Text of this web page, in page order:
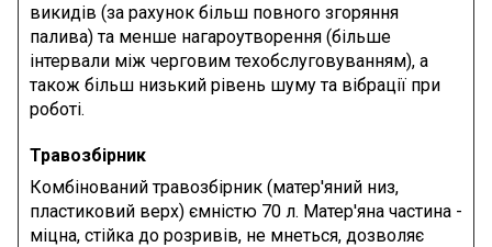
викидів (за рахунок більш повного згоряння
палива) та менше нагароутворення (більше
інтервали між черговим техобслуговуванням), а
також більш низький рівень шуму та вібрації при
роботі.
Травозбірник
Комбінований травозбірник (матер'яний низ,
пластиковий верх) ємністю 70 л. Матер'яна частина -
міцна, стійка до розривів, не мнеться, дозволяє